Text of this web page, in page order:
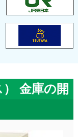
） 金庫の開